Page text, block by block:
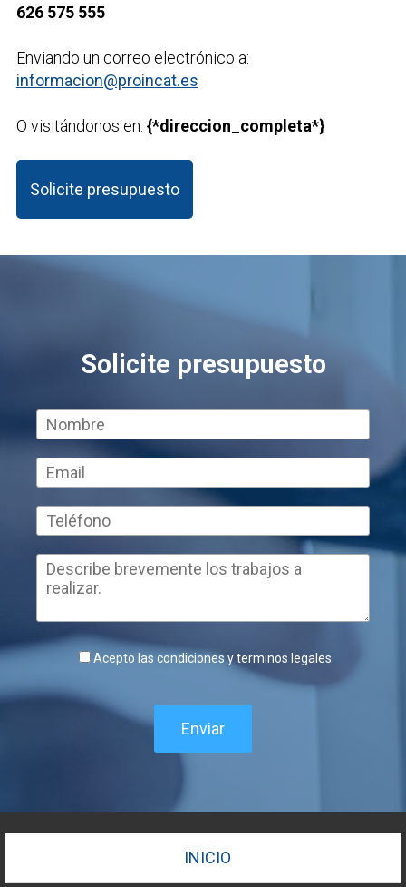
626 575 555
Enviando un correo electrónico a:
informacion@proincat.es
O visitándonos en: {*direccion_completa*}
Solicite presupuesto
Solicite presupuesto
Acepto las condiciones y terminos legales
Enviar
INICIO